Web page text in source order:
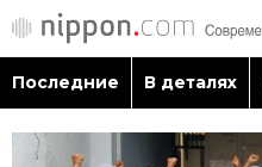
Последние В деталях